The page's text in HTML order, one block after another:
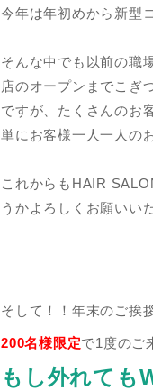
今年は年初めから新型
そんな中でも以前の職
店のオープンまでこぎ
ですが、たくさんのお
単にお客様一人一人の
これからもHAIR
うかよろしくお願いい
そして！！年末のご挨
200名様限定で1度のご
もし外れても